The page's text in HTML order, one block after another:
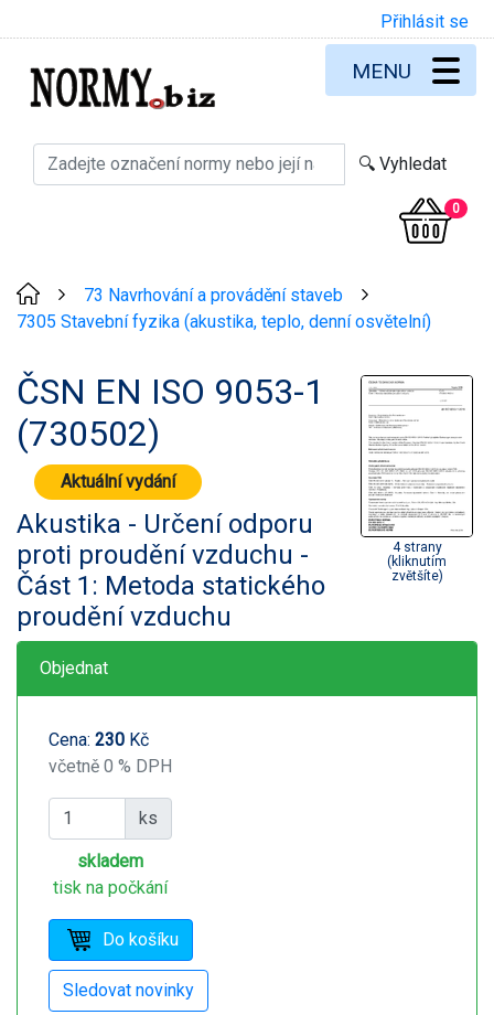
Přihlásit se
0
MENU
73 Navrhování a provádění staveb
7305 Stavební fyzika (akustika, teplo, denní osvětelní)
ČSN EN ISO 9053-1
(730502)
Aktuální vydání
Akustika - Určení odporu
proti proudění vzduchu -
Část 1: Metoda statického
proudění vzduchu
4 strany
(kliknutím
zvětšíte)
Objednat
Cena: 230 Kč
včetně 0 % DPH
ks
skladem
tisk na počkání